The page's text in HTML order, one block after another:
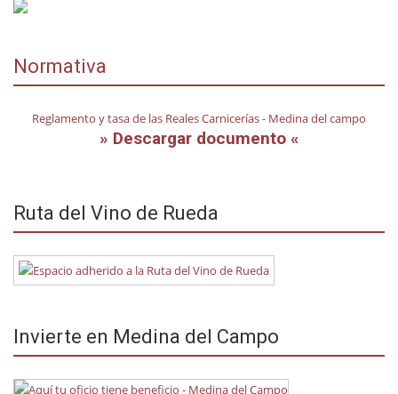
Normativa
Reglamento y tasa de las Reales Carnicerías - Medina del campo
» Descargar documento «
Ruta del Vino de Rueda
Invierte en Medina del Campo